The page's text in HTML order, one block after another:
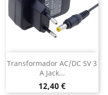
Transformador AC/DC 5V 3
A Jack...
Preço
12,40 €